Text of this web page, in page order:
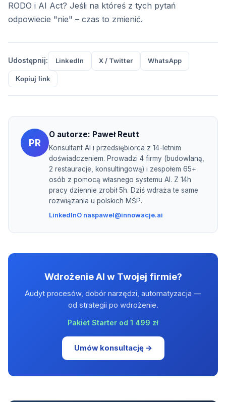
RODO i AI Act? Jeśli na któreś z tych pytań
odpowiecie "nie" – czas to zmienić.
Udostępnij: LinkedIn X / Twitter WhatsApp
Kopiuj link
PR
O autorze: Paweł Reutt
Konsultant AI i przedsiębiorca z 14-letnim
doświadczeniem. Prowadzi 4 firmy (budowlaną,
2 restauracje, konsultingową) i zespołem 65+
osób z pomocą własnego systemu AI. Z 14h
pracy dziennie zrobił 5h. Dziś wdraża te same
rozwiązania u polskich MŚP.
LinkedInO naspawel@innowacje.ai
Wdrożenie AI w Twojej firmie?
Audyt procesów, dobór narzędzi, automatyzacja —
od strategii po wdrożenie.
Pakiet Starter od 1 499 zł
Umów konsultację →